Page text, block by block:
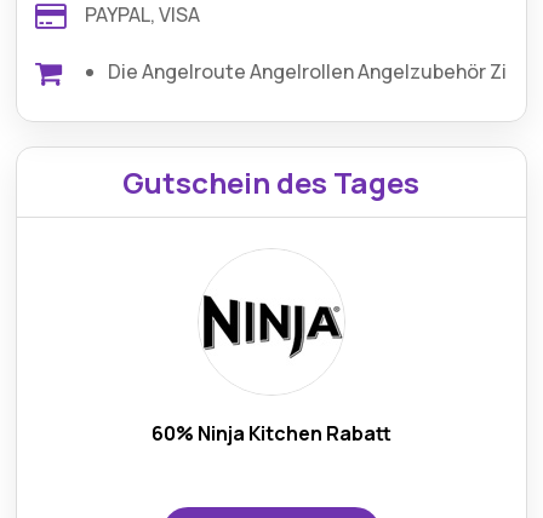
PAYPAL, VISA
Die Angelroute Angelrollen Angelzubehör
Gutschein des Tages
60% Ninja Kitchen Rabatt